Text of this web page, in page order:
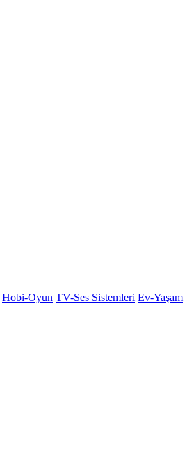
Hobi-Oyun TV-Ses Sistemleri Ev-Yaşam